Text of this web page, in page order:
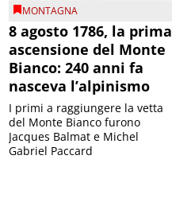
MONTAGNA
8 agosto 1786, la prima
ascensione del Monte
Bianco: 240 anni fa
nasceva l’alpinismo
I primi a raggiungere la vetta
del Monte Bianco furono
Jacques Balmat e Michel
Gabriel Paccard